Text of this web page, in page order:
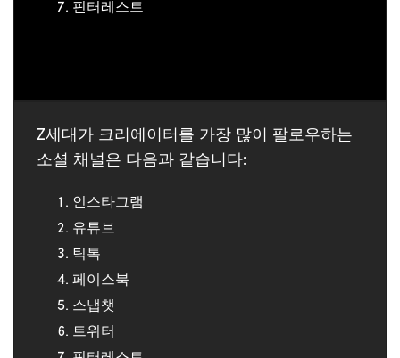
핀터레스트
Z세대가 크리에이터를 가장 많이
팔로우하는
소셜 채널은 다음과 같습니다:
인스타그램
유튜브
틱톡
페이스북
스냅챗
트위터